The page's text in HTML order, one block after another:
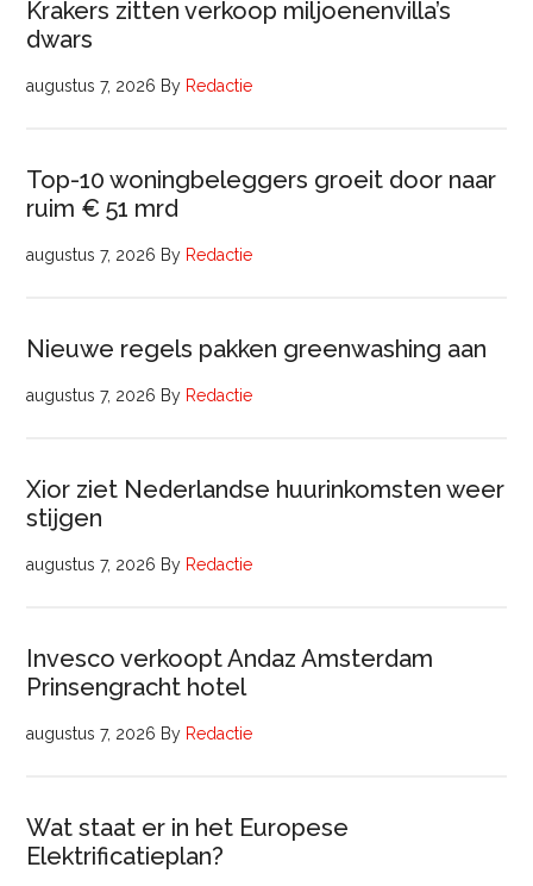
Krakers zitten verkoop miljoenenvilla’s
dwars
augustus 7, 2026 By Redactie
Top-10 woningbeleggers groeit door naar
ruim € 51 mrd
augustus 7, 2026 By Redactie
Nieuwe regels pakken greenwashing aan
augustus 7, 2026 By Redactie
Xior ziet Nederlandse huurinkomsten weer
stijgen
augustus 7, 2026 By Redactie
Invesco verkoopt Andaz Amsterdam
Prinsengracht hotel
augustus 7, 2026 By Redactie
Wat staat er in het Europese
Elektrificatieplan?